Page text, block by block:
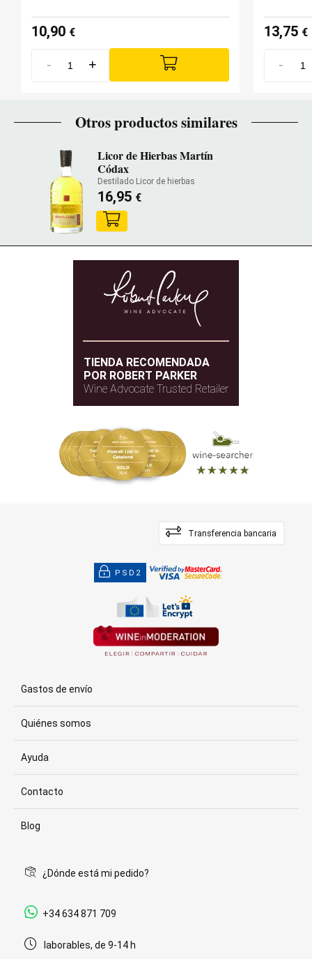
10,90 €
- +
13,75 €
-
Otros productos similares
Licor de Hierbas Martín
Códax
Destilado Licor de hierbas
16,95 €
TIENDA RECOMENDADA
POR ROBERT PARKER
Wine Advocate Trusted Retailer
Transferencia bancaria
PSD2
Gastos de envío
Quiénes somos
Ayuda
Contacto
Blog
¿Dónde está mi pedido?
+34 634 871 709
laborables, de 9-14 h